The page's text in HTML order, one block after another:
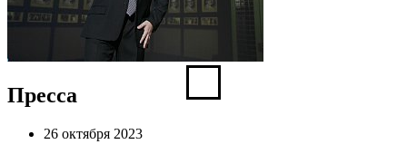
Пресса
26 октября 2023